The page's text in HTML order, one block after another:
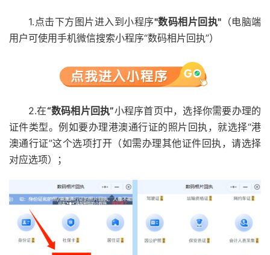
1.点击下方图片进入到小程序"数码相片回执" （电脑端
用户可使用手机微信搜索小程序“数码相片回执”）
2.在“数码相片回执”小程序首页中，选择你需要办理的
证件类型。例如要办理港澳通行证的照片回执，就选择“港
澳通行证”这个选项打开（如需办理其他证件回执，请选择
对应选项）；